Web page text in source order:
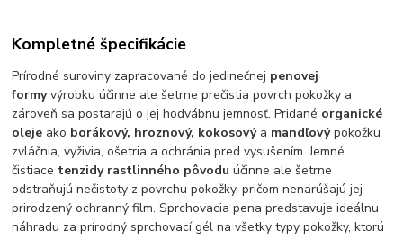
Kompletné špecifikácie
Prírodné suroviny zapracované do jedinečnej penovej
formyvýrobku účinne ale šetrne prečistia povrch pokožky a
zároveň sa postarajú o jej hodvábnu jemnosť. Pridané organické
oleje ako borákový, hroznový, kokosový a mandľovýpokožku
zvláčnia, vyživia, ošetria a ochránia pred vysušením. Jemné
čistiace tenzidy rastlinného pôvoduúčinne ale šetrne
odstraňujú nečistoty z povrchu pokožky, pričom nenarúšajú jej
prirodzený ochranný film. Sprchovacia pena predstavuje ideálnu
náhradu za prírodný sprchovací gél na všetky typy pokožky, ktorú